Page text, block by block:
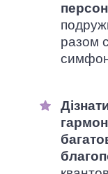
разом